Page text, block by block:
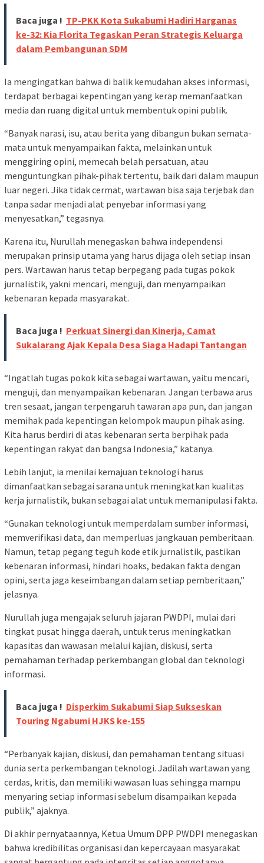
Baca juga ! TP-PKK Kota Sukabumi Hadiri Harganas
ke-32: Kia Florita Tegaskan Peran Strategis Keluarga
dalam Pembangunan SDM
Ia mengingatkan bahwa di balik kemudahan akses informasi,
terdapat berbagai kepentingan yang kerap memanfaatkan
media dan ruang digital untuk membentuk opini publik.
“Banyak narasi, isu, atau berita yang dibangun bukan semata-
mata untuk menyampaikan fakta, melainkan untuk
menggiring opini, memecah belah persatuan, atau
menguntungkan pihak-pihak tertentu, baik dari dalam maupun
luar negeri. Jika tidak cermat, wartawan bisa saja terjebak dan
tanpa sadar menjadi alat penyebar informasi yang
menyesatkan,” tegasnya.
Karena itu, Nurullah menegaskan bahwa independensi
merupakan prinsip utama yang harus dijaga oleh setiap insan
pers. Wartawan harus tetap berpegang pada tugas pokok
jurnalistik, yakni mencari, menguji, dan menyampaikan
kebenaran kepada masyarakat.
Baca juga ! Perkuat Sinergi dan Kinerja, Camat
Sukalarang Ajak Kepala Desa Siaga Hadapi Tantangan
“Ingatlah tugas pokok kita sebagai wartawan, yaitu mencari,
menguji, dan menyampaikan kebenaran. Jangan terbawa arus
tren sesaat, jangan terpengaruh tawaran apa pun, dan jangan
memihak pada kepentingan kelompok maupun pihak asing.
Kita harus berdiri di atas kebenaran serta berpihak pada
kepentingan rakyat dan bangsa Indonesia,” katanya.
Lebih lanjut, ia menilai kemajuan teknologi harus
dimanfaatkan sebagai sarana untuk meningkatkan kualitas
kerja jurnalistik, bukan sebagai alat untuk memanipulasi fakta.
“Gunakan teknologi untuk memperdalam sumber informasi,
memverifikasi data, dan memperluas jangkauan pemberitaan.
Namun, tetap pegang teguh kode etik jurnalistik, pastikan
kebenaran informasi, hindari hoaks, bedakan fakta dengan
opini, serta jaga keseimbangan dalam setiap pemberitaan,”
jelasnya.
Nurullah juga mengajak seluruh jajaran PWDPI, mulai dari
tingkat pusat hingga daerah, untuk terus meningkatkan
kapasitas dan wawasan melalui kajian, diskusi, serta
pemahaman terhadap perkembangan global dan teknologi
informasi.
Baca juga ! Disperkim Sukabumi Siap Sukseskan
Touring Ngabumi HJKS ke-155
“Perbanyak kajian, diskusi, dan pemahaman tentang situasi
dunia serta perkembangan teknologi. Jadilah wartawan yang
cerdas, kritis, dan memiliki wawasan luas sehingga mampu
menyaring setiap informasi sebelum disampaikan kepada
publik,” ajaknya.
Di akhir pernyataannya, Ketua Umum DPP PWDPI menegaskan
bahwa kredibilitas organisasi dan kepercayaan masyarakat